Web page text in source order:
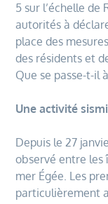
5 sur l’échelle
autorités à
place des
des résidents et
Que se passe-t-il
Une activité
Depuis le 27
observé entre les
mer Égée. Les
particulièrement